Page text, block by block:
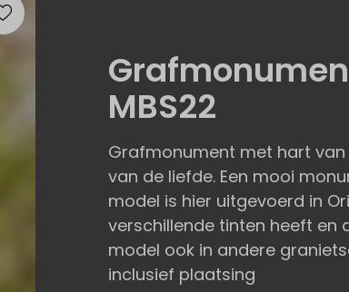
MBS22
Grafmonument met hart
van de liefde. Een mooi
model is hier uitgevoerd in
verschillende tinten heeft en
model ook in andere
inclusief plaatsing